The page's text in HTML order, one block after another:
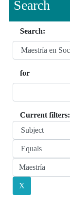
Search
Search:
for
Current filters: